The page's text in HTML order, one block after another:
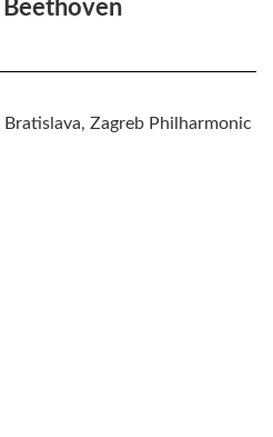
Beethoven
Zagreb Philharmonic